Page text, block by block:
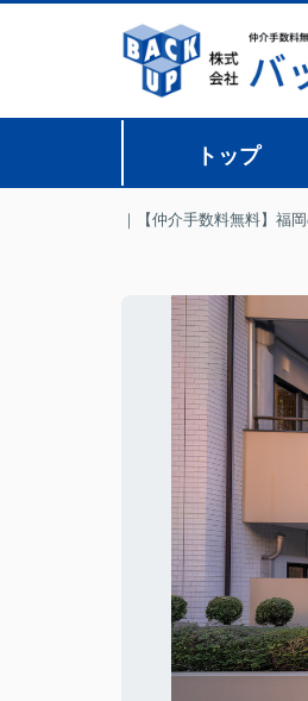
トップ
｜【仲介手数料無料】福